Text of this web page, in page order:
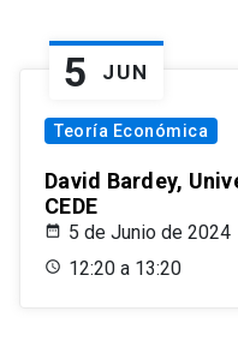
5 JUN
Teoría Económica
David Bardey,
CEDE
5 de Junio de 2024
12:20 a 13:20